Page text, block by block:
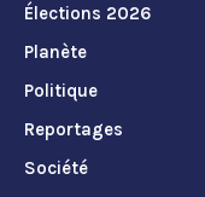
Élections 2026
Planète
Politique
Reportages
Société